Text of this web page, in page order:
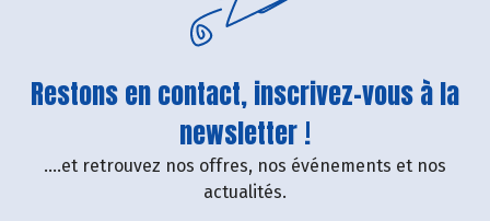
Restons en contact, inscrivez-vous à la
newsletter !
....et retrouvez nos offres, nos événements et nos
actualités.